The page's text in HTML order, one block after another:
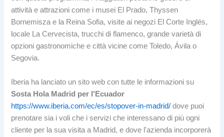
attività e attrazioni come i musei El Prado, Thyssen
Bornemisza e la Reina Sofia, visite ai negozi El Corte Inglés,
locale La Cervecista, trucchi di flamenco, grande varietà di
opzioni gastronomiche e città vicine come Toledo, Ávila o
Segovia.
Iberia ha lanciato un sito web con tutte le informazioni su
Sosta Hola Madrid per l'Ecuador
https://www.iberia.com/ec/es/stopover-in-madrid/ dove puoi
prenotare sia i voli che i servizi che interessano di più ogni
cliente per la sua visita a Madrid, e dove l'azienda incorporerà